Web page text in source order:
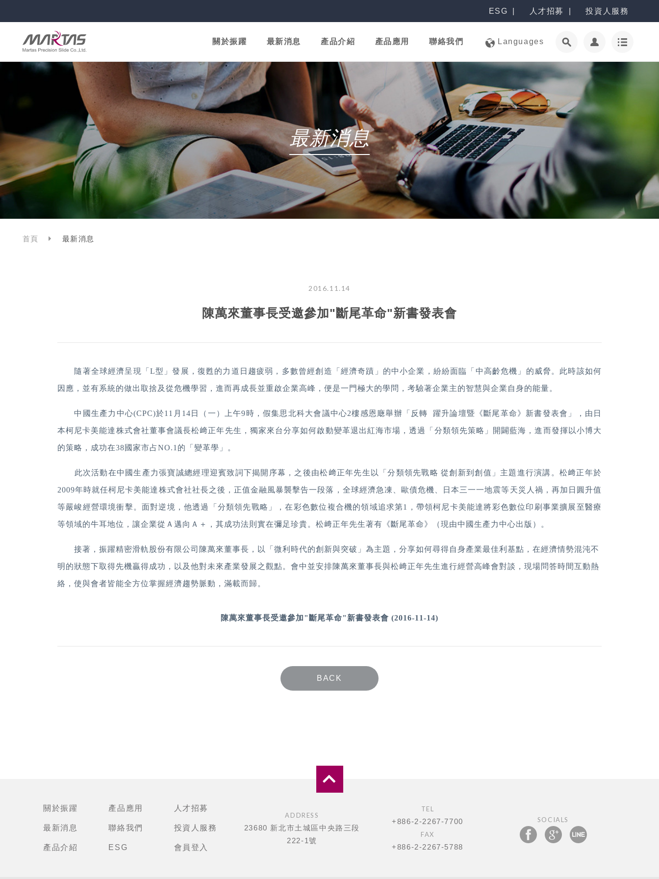
ESG 人才招募 投資人服務
關於振躍 最新消息 產品介紹 產品應用 聯絡我們 Languages
最新消息
首頁 最新消息
2016.11.14
陳萬來董事長受邀參加"斷尾革命"新書發表會
隨著全球經濟呈現「 L型」發展，復甦的力道日趨疲弱，多數曾經創造「經濟奇蹟」的中小企業，紛紛面臨「中高齡危機」的威脅。此時該如何
因應，並有系統的做出取捨及從危機學習，進而再成長並重啟企業高峰，便是一門極大的學問，考驗著企業主的智慧與企業自身的能量。
中國生產力中心(CPC)於11 月 14 日（一）上午9時，假集思北科大會議中心2樓感恩廰舉辦「反轉 躍升論壇暨《斷尾革命》新書發表會」，由日
本柯尼卡美能達株式會社董事會議長松﨑正年先生，獨家來台分享如何啟動變革退出紅海市場，透過「分類領先策略」開闢藍海，進而發揮以小博大
的策略，成功在38國家市占NO.1 的「變革學」。
此次活動在中國生產力張寶誠總經理迎賓致詞下揭開序幕，之後由松﨑正年先生以「分類領先戰略 從創新到創值」主題進行演講。松﨑正年於
2009年時就任柯尼卡美能達株式會社社長之後，正值金融風暴襲擊告一段落，全球經濟急凍、歐債危機、日本三一一地震等天災人禍，再加日圓升值
等嚴峻經營環境衝擊。面對逆境，他透過「分類領先戰略」，在彩色數位複合機的領域追求第1 ，帶領柯尼卡美能達將彩色數位印刷事業擴展至醫療
等領域的牛耳地位，讓企業從Ａ邁向Ａ＋，其成功法則實在彌足珍貴。松﨑正年先生著有《斷尾革命》（現由中國生產力中心出版）。
接著，振躍精密滑軌股份有限公司陳萬來董事長，以「微利時代的創新與突破」為主題，分享如何尋得自身產業最佳利基點，在經濟情勢混沌不
明的狀態下取得先機贏得成功，以及他對未來產業發展之觀點。會中並安排陳萬來董事長與松﨑正年先生進行經營高峰會對談，現場問答時間互動熱
絡，使與會者皆能全方位掌握經濟趨勢脈動，滿載而歸。
陳萬來董事長受邀參加" 斷尾革命" 新書發表會 (2016-11-14)
BACK
關於振躍
最新消息
產品介紹
產品應用
聯絡我們
ESG
人才招募
投資人服務
會員登入
ADDRESS
23680 新北市土城區中央路三段
222-1號
TEL
+886-2-2267-7700
FAX
+886-2-2267-5788
SOCIALS